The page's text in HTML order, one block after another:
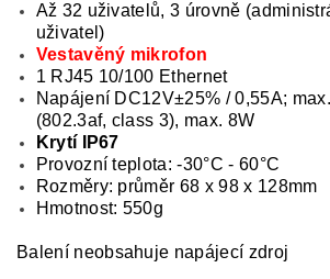
Až 32 uživatelů, 3 úrovně
uživatel)
Vestavěný mikrofon
1 RJ45 10/100 Ethernet
Napájení DC12V±25% / 0,55A;
(802.3af, class 3), max. 8W
Krytí IP67
Provozní teplota: -30°C - 60°C
Rozměry: průměr 68 x 98 x 128mm
Hmotnost: 550g
Balení neobsahuje napájecí zdroj